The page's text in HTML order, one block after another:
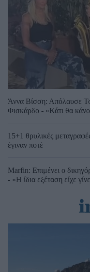
Άννα Βίσση: Απόλαυσε
Φισκάρδο - «Κάτι θα
15+1 θρυλικές
έγιναν ποτέ
Marfin: Επιμένει ο
- «Η ίδια εξέταση είχε